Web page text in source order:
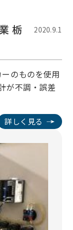
栃
2020.9.1
のものを使用
が不調・誤差
詳しく見る